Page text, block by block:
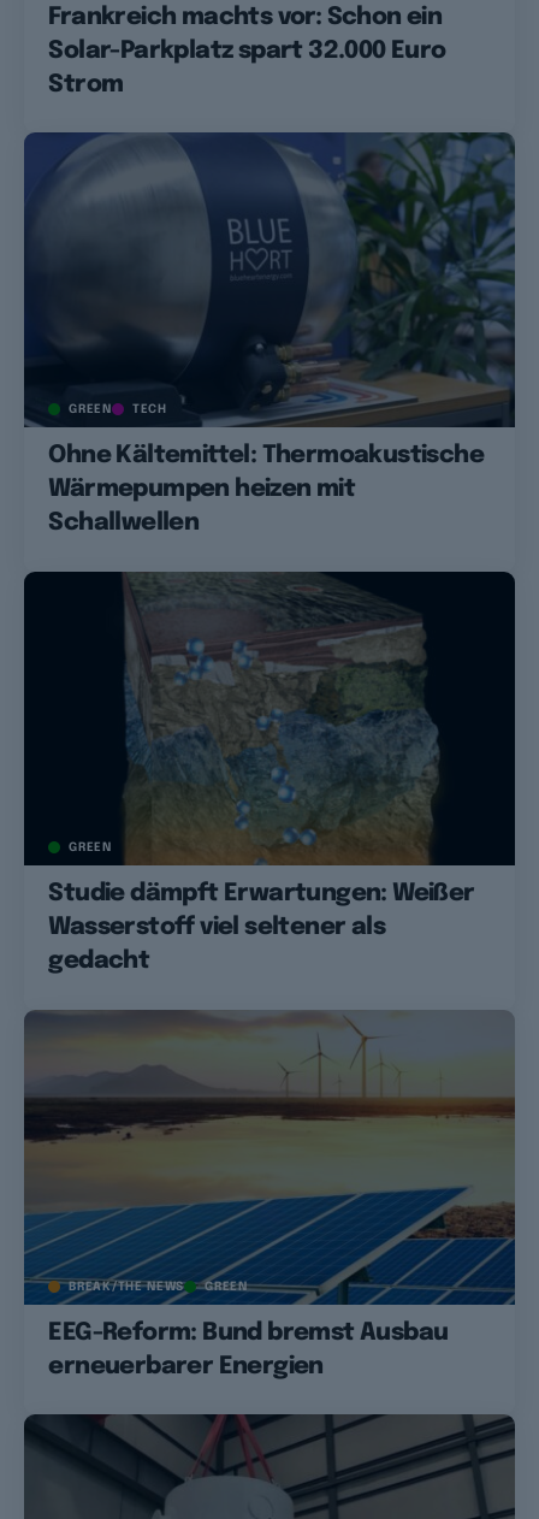
Frankreich machts vor: Schon ein
Solar-Parkplatz spart 32.000 Euro
Strom
GREEN TECH
Ohne Kältemittel: Thermoakustische
Wärmepumpen heizen mit
Schallwellen
GREEN
Studie dämpft Erwartungen: Weißer
Wasserstoff viel seltener als
gedacht
BREAK/THE NEWS GREEN
EEG-Reform: Bund bremst Ausbau
erneuerbarer Energien